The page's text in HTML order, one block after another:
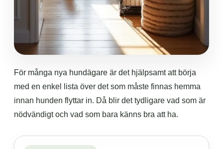
För många nya hundägare är det hjälpsamt att börja
med en enkel lista över det som måste finnas hemma
innan hunden flyttar in. Då blir det tydligare vad som är
nödvändigt och vad som bara känns bra att ha.